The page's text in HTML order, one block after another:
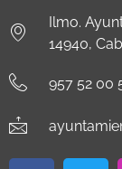
Ilmo.
14940,
957 52 00